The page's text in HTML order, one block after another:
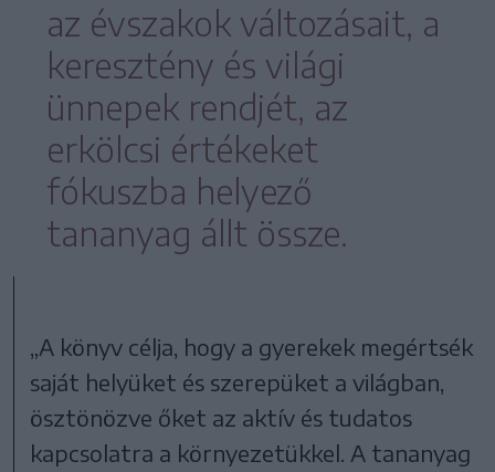
az évszakok változásait, a
keresztény és világi
ünnepek rendjét, az
erkölcsi értékeket
fókuszba helyező
tananyag állt össze.
„A könyv célja, hogy a gyerekek megértsék
saját helyüket és szerepüket a világban,
ösztönözve őket az aktív és tudatos
kapcsolatra a környezetükkel. A tananyag